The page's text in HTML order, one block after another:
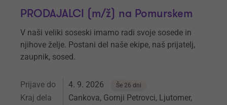
PRODAJALCI (m/ž) na Pomurskem
V naši veliki soseski imamo radi svoje sosede in
njihove želje. Postani del naše ekipe, naš prijatelj,
zaupnik, sosed.
Prijave do 4. 9. 2026 Še 26 dni
Kraj dela
Cankova, Gornji Petrovci, Ljutomer,